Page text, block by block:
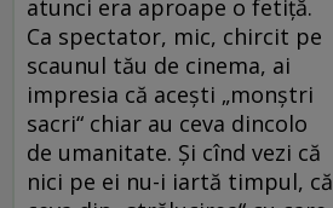
atunci era aproape o fetiță.
Ca spectator, mic, chircit pe
scaunul tău de cinema, ai
impresia că acești „monștri
sacri“ chiar au ceva dincolo
de umanitate. Și cînd vezi că
nici pe ei nu-i iartă timpul, că